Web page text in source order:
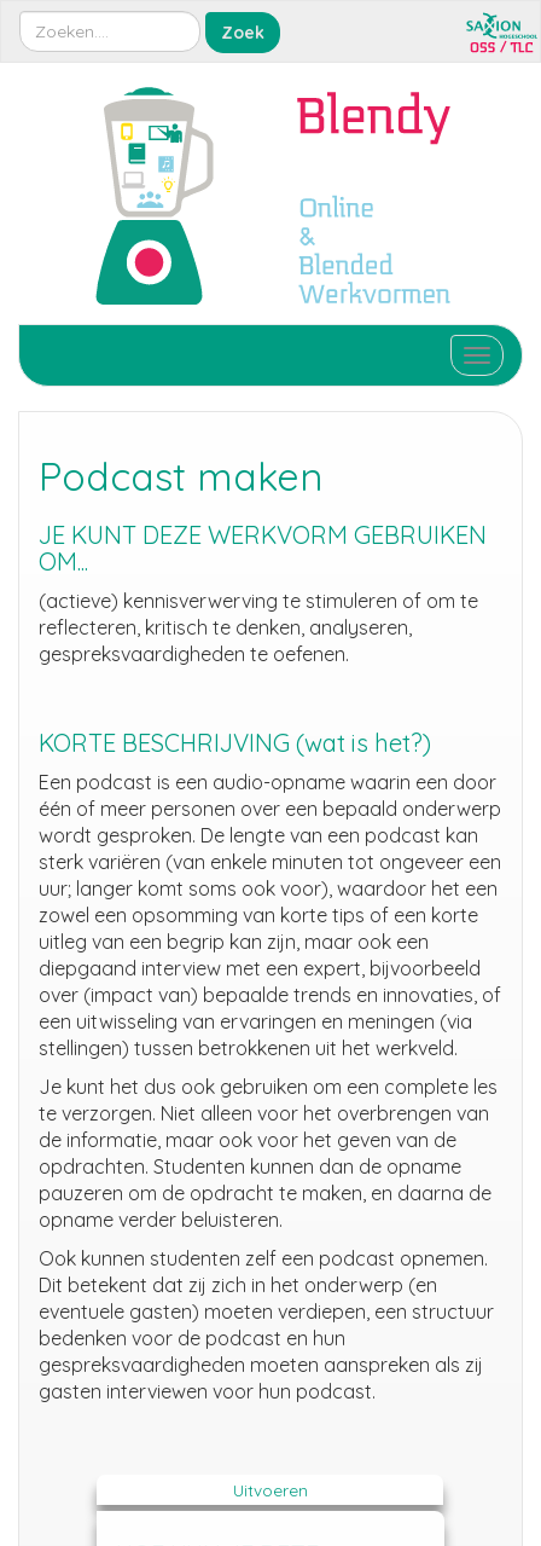
Toggle
Podcast maken
JE KUNT DEZE WERKVORM GEBRUIKEN
OM...
(actieve) kennisverwerving te stimuleren of om te
reflecteren, kritisch te denken, analyseren,
gespreksvaardigheden te oefenen.
KORTE BESCHRIJVING (wat is het?)
Een podcast is een audio-opname waarin een door
één of meer personen over een bepaald onderwerp
wordt gesproken. De lengte van een podcast kan
sterk variëren (van enkele minuten tot ongeveer een
uur; langer komt soms ook voor), waardoor het een
zowel een opsomming van korte tips of een korte
uitleg van een begrip kan zijn, maar ook een
diepgaand interview met een expert, bijvoorbeeld
over (impact van) bepaalde trends en innovaties, of
een uitwisseling van ervaringen en meningen (via
stellingen) tussen betrokkenen uit het werkveld.
Je kunt het dus ook gebruiken om een complete les
te verzorgen. Niet alleen voor het overbrengen van
de informatie, maar ook voor het geven van de
opdrachten. Studenten kunnen dan de opname
pauzeren om de opdracht te maken, en daarna de
opname verder beluisteren.
Ook kunnen studenten zelf een podcast opnemen.
Dit betekent dat zij zich in het onderwerp (en
eventuele gasten) moeten verdiepen, een structuur
bedenken voor de podcast en hun
gespreksvaardigheden moeten aanspreken als zij
gasten interviewen voor hun podcast.
Uitvoeren